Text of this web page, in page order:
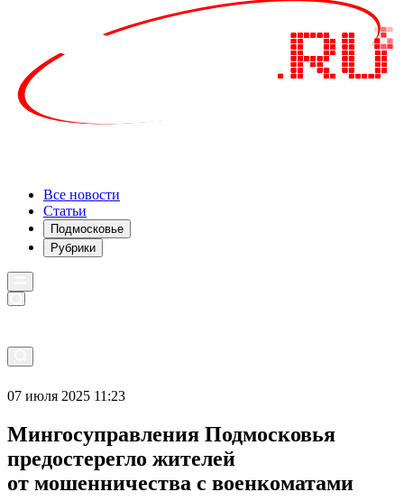
Все новости
Статьи
Подмосковье
Рубрики
07 июля 2025 11:23
Мингосуправления Подмосковья
предостерегло жителей
от мошенничества с военкоматами